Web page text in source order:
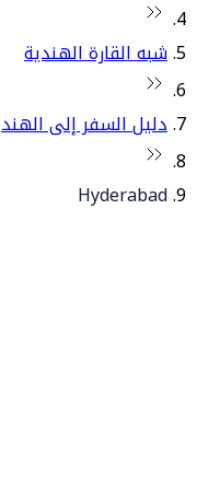
شبه القارة الهندية
دليل السفر إلى الهند
Hyderabad